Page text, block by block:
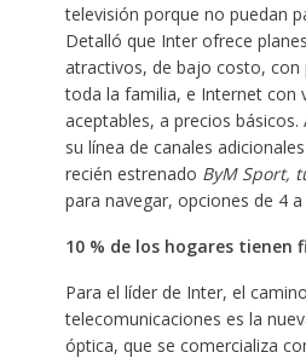
televisión porque no puedan
Detalló que Inter ofrece
atractivos, de bajo costo, con
toda la familia, e Internet con
aceptables, a precios
su línea de canales
recién estrenado ByM Sport,
para navegar, opciones de 4
10 % de los hogares tienen
Para el líder de Inter, el
telecomunicaciones es la
óptica, que se comercializa